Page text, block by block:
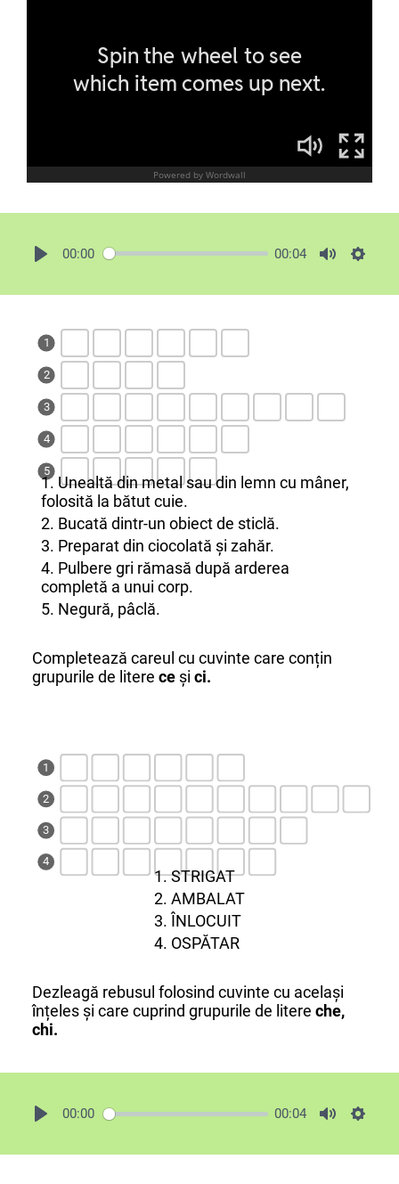
00:00 00:04
1
2
3
4
5
1. Unealtă din metal sau din lemn cu mâner,
folosită la bătut cuie.
2. Bucată dintr-un obiect de sticlă.
3. Preparat din ciocolată și zahăr.
4. Pulbere gri rămasă după arderea
completă a unui corp.
5. Negură, pâclă.
Completează careul cu cuvinte care conțin
grupurile de litere ce și ci.
1
2
3
4
1. STRIGAT
2. AMBALAT
3. ÎNLOCUIT
4. OSPĂTAR
Dezleagă rebusul folosind cuvinte cu același
înțeles și care cuprind grupurile de litere che,
chi.
00:00 00:04